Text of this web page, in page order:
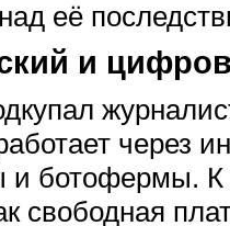
её
и
через
и ботофермы. К
свободная